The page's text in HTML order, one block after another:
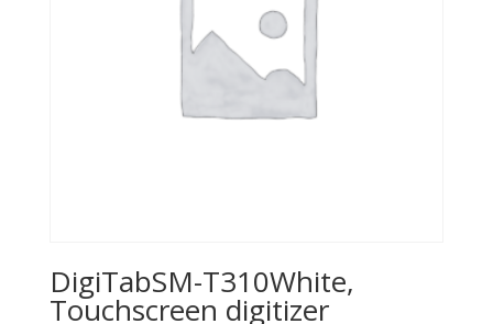
DigiTabSM-T310White,
Touchscreen digitizer